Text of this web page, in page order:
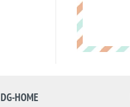
DG-HOME